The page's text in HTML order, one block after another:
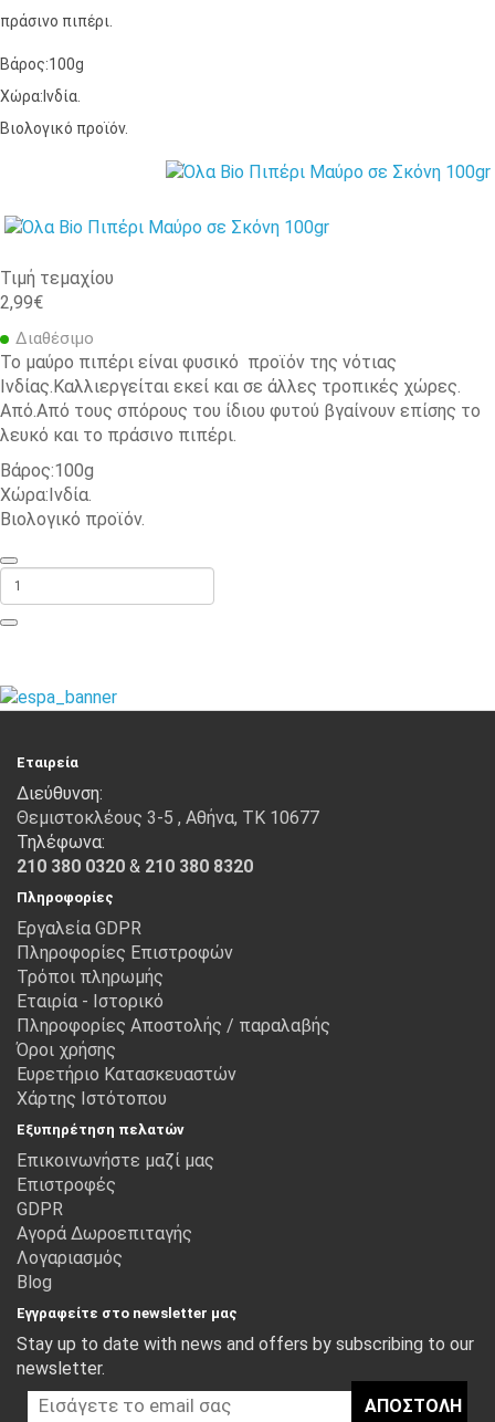
πράσινο πιπέρι.
Βάρος:100g
Χώρα:Ινδία.
Βιολογικό προϊόν.
Τιμή τεμαχίου
2,99€
Διαθέσιμο
Το μαύρο πιπέρι είναι φυσικό προϊόν της νότιας
Ινδίας.Καλλιεργείται εκεί και σε άλλες τροπικές χώρες.
Από.Από τους σπόρους του ίδιου φυτού βγαίνουν επίσης το
λευκό και το πράσινο πιπέρι.
Βάρος:100g
Χώρα:Ινδία.
Βιολογικό προϊόν.
Εταιρεία
Διεύθυνση:
Θεμιστοκλέους 3-5 , Αθήνα, ΤΚ 10677
Τηλέφωνα:
210 380 0320 & 210 380 8320
Πληροφορίες
Εργαλεία GDPR
Πληροφορίες Επιστροφών
Τρόποι πληρωμής
Εταιρία - Ιστορικό
Πληροφορίες Αποστολής / παραλαβής
Όροι χρήσης
Ευρετήριο Κατασκευαστών
Χάρτης Ιστότοπου
Εξυπηρέτηση πελατών
Επικοινωνήστε μαζί μας
Επιστροφές
GDPR
Αγορά Δωροεπιταγής
Λογαριασμός
Blog
Εγγραφείτε στο newsletter μας
Stay up to date with news and offers by subscribing to our
newsletter.
ΑΠΟΣΤΟΛΉ